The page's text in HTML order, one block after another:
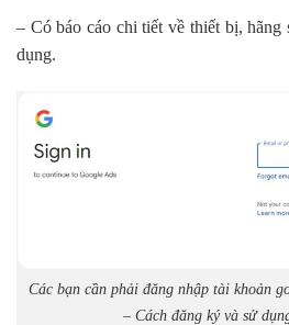
– Có báo cáo chi tiết về thiết bị, hãng
dụng.
Các bạn cần phải đăng nhập tài khoản
– Cách đăng ký và sử